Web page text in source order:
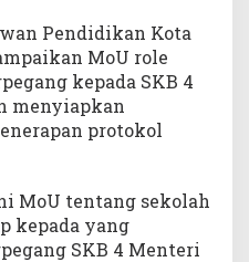
Pendidikan Kota
MoU role
kepada SKB 4
menyiapkan
protokol
MoU tentang sekolah
kepada yang
SKB 4 Menteri